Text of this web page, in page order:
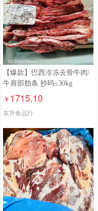
【爆款】巴西冷冻去骨牛肉/
牛肩部肋条 抄码≤30kg
￥ 1715.10
东升食品行